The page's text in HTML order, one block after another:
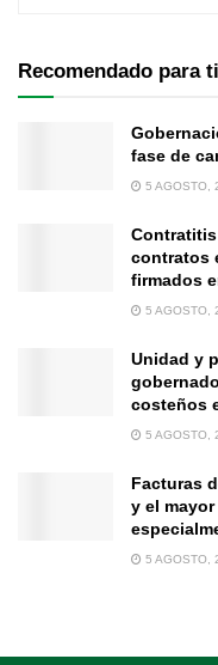
Recomendado para ti
fase de
5 AGOSTO,
contratos
firmados
5 AGOSTO,
Unidad y
costeños
5 AGOSTO,
Facturas
y el
5 AGOSTO,